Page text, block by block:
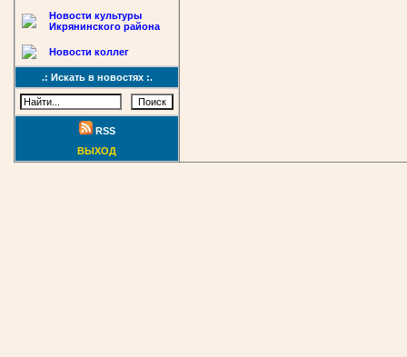
Новости культуры
Икрянинского района
Новости коллег
.: Искать в новостях :.
RSS
ВЫХОД